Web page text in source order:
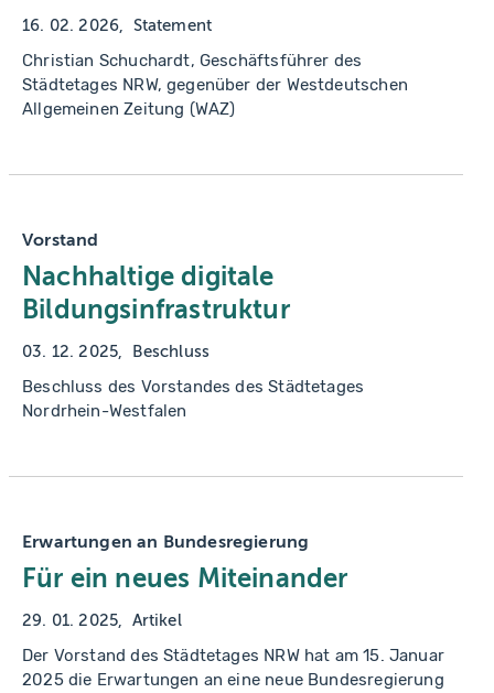
16. 02. 2026 Statement
Christian Schuchardt, Geschäftsführer des
Städtetages NRW, gegenüber der Westdeutschen
Allgemeinen Zeitung (WAZ)
Vorstand
Nachhaltige digitale
Bildungsinfrastruktur
03. 12. 2025 Beschluss
Beschluss des Vorstandes des Städtetages
Nordrhein-Westfalen
Erwartungen an Bundesregierung
Für ein neues Miteinander
29. 01. 2025 Artikel
Der Vorstand des Städtetages NRW hat am 15. Januar
2025 die Erwartungen an eine neue Bundesregierung